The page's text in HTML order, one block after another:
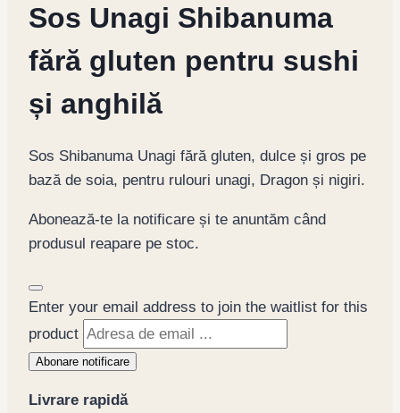
Sos Unagi Shibanuma
fără gluten pentru sushi
și anghilă
Sos Shibanuma Unagi fără gluten, dulce și gros pe
bază de soia, pentru rulouri unagi, Dragon și nigiri.
Abonează-te la notificare și te anuntăm când
produsul reapare pe stoc.
Dismiss
notification
Enter your email address to join the waitlist for this
product
Abonare notificare
Livrare rapidă